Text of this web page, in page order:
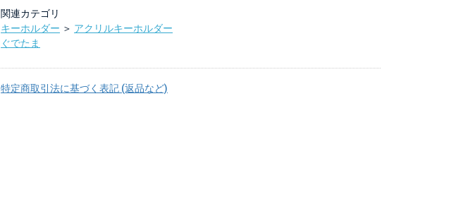
関連カテゴリ
キーホルダー ＞ アクリルキーホルダー
ぐでたま
特定商取引法に基づく表記 (返品など)